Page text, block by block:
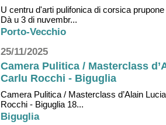
U centru d'arti pulifonica di corsica
Dà u 3 di nuvembr...
Porto-Vecchio
25/11/2025
Camera Pulitica / Masterclass
Carlu Rocchi - Biguglia
Camera Pulitica / Masterclass d’Alain
Rocchi - Biguglia 18...
Biguglia